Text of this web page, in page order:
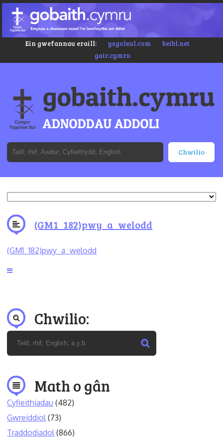
Ein gwefannau eraill: ysgolsul.com
beibl.net
gair.cymru
(GM1_182)pwy_a_welodd
(GM1_182)pwy_a_welodd
Chwilio:
Math o gân
Cyfieithiadau (482)
Gwreiddiol (73)
Traddodiadol (866)